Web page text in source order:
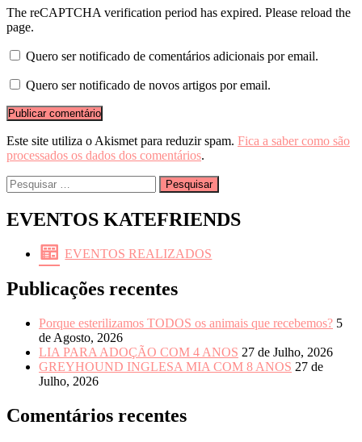
The reCAPTCHA verification period has expired. Please reload the
page.
Quero ser notificado de comentários adicionais por email.
Quero ser notificado de novos artigos por email.
Este site utiliza o Akismet para reduzir spam. Fica a saber como são
processados os dados dos comentários.
Pesquisar
por:
EVENTOS KATEFRIENDS
EVENTOS REALIZADOS
Publicações recentes
Porque esterilizamos TODOS os animais que recebemos? 5
de Agosto, 2026
LIA PARA ADOÇÃO COM 4 ANOS 27 de Julho, 2026
GREYHOUND INGLESA MIA COM 8 ANOS 27 de
Julho, 2026
Comentários recentes